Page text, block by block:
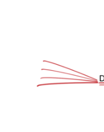
Suscríbete